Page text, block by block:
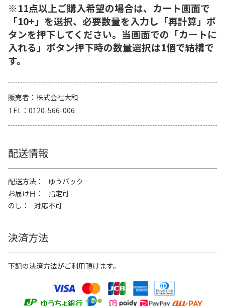
※11点以上ご購入希望の場合は、カート画面で
「10+」を選択、必要数量を入力し「再計算」ボ
タンを押下してください。当画面での「カートに
入れる」ボタン押下時の数量選択は1個で結構で
す。
販売者
株式会社大和
TEL
0120-566-006
配送情報
配送方法
ゆうパック
お届け日
指定可
のし
対応不可
決済方法
下記の決済方法がご利用頂けます。